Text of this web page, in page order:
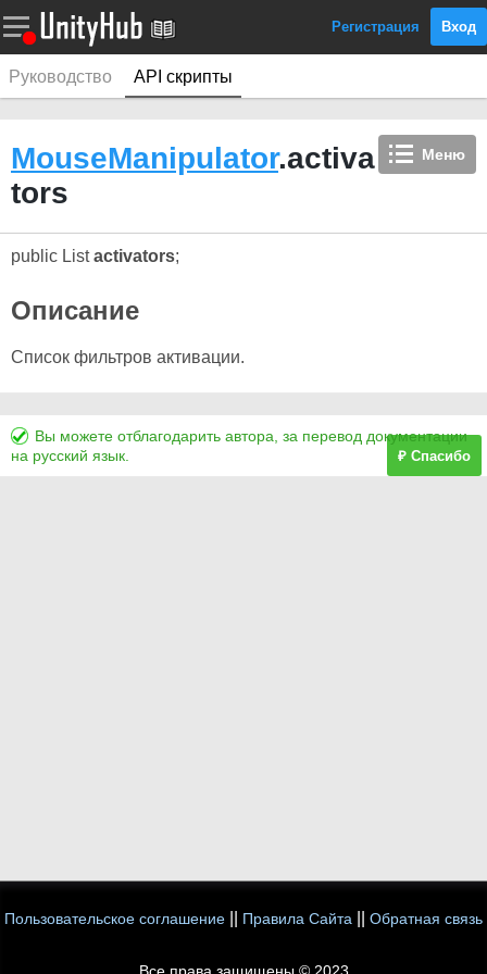
Регистрация Вход
Руководство API скрипты
Меню
MouseManipulator.activa
tors
public List activators;
Описание
Список фильтров активации.
Вы можете отблагодарить автора, за перевод документации
на русский язык.
₽ Спасибо
Пользовательское соглашение Правила Сайта Обратная связь